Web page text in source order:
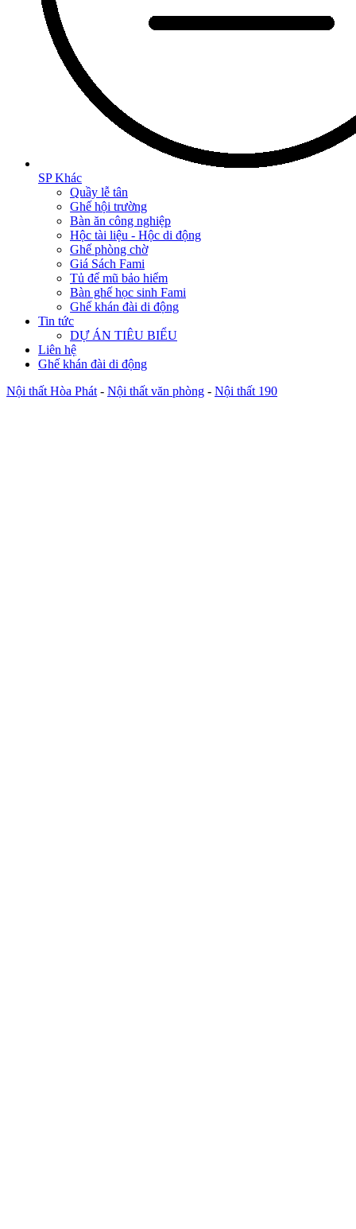
SP Khác
Quầy lễ tân
Ghế hội trường
Bàn ăn công nghiệp
Hộc tài liệu - Hộc di động
Ghế phòng chờ
Giá Sách Fami
Tủ để mũ bảo hiểm
Bàn ghế học sinh Fami
Ghế khán đài di động
Tin tức
DỰ ÁN TIÊU BIỂU
Liên hệ
Ghế khán đài di động
Nội thất Hòa Phát - Nội thất văn phòng - Nội thất 190